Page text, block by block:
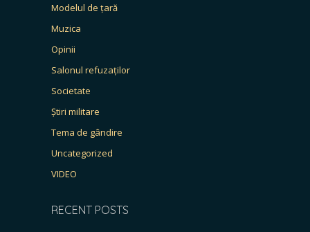
Modelul de țară
Muzica
Opinii
Salonul refuzaților
Societate
Știri militare
Tema de gândire
Uncategorized
VIDEO
RECENT POSTS